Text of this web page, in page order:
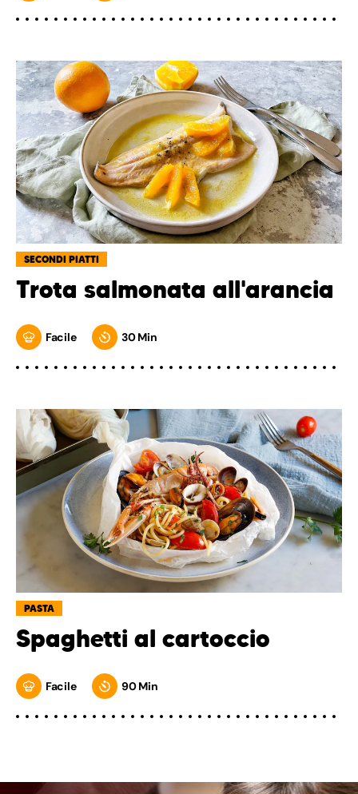
SECONDI PIATTI
Trota salmonata all'arancia
Facile 30 Min
PASTA
Spaghetti al cartoccio
Facile 90 Min